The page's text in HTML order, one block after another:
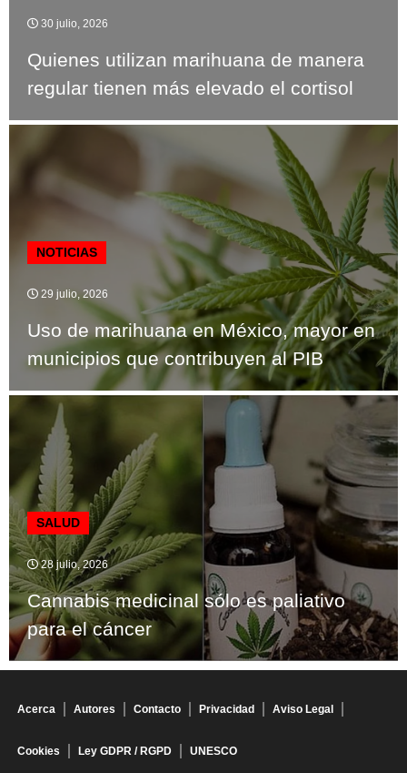
30 julio, 2026
Quienes utilizan marihuana de manera
regular tienen más elevado el cortisol
NOTICIAS
29 julio, 2026
Uso de marihuana en México, mayor en
municipios que contribuyen al PIB
SALUD
28 julio, 2026
Cannabis medicinal sólo es paliativo
para el cáncer
Acerca Autores Contacto Privacidad Aviso Legal
Cookies Ley GDPR / RGPD UNESCO